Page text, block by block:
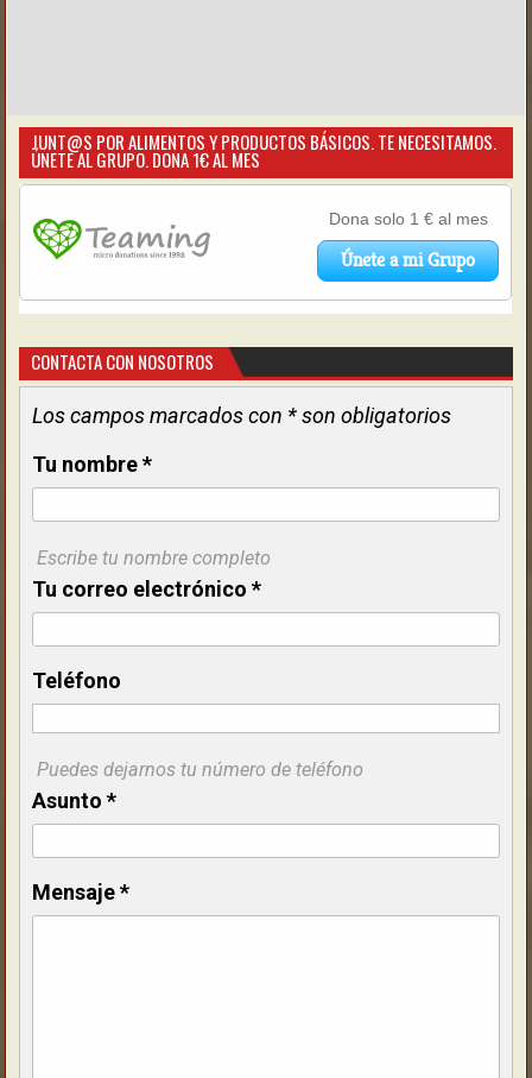
JUNT@S POR ALIMENTOS Y PRODUCTOS BÁSICOS. TE NECESITAMOS.
ÚNETE AL GRUPO. DONA 1€ AL MES
CONTACTA CON NOSOTROS
Los campos marcados con * son obligatorios
Tu nombre*
Escribe tu nombre completo
Tu correo electrónico*
Teléfono
Puedes dejarnos tu número de teléfono
Asunto*
Mensaje*